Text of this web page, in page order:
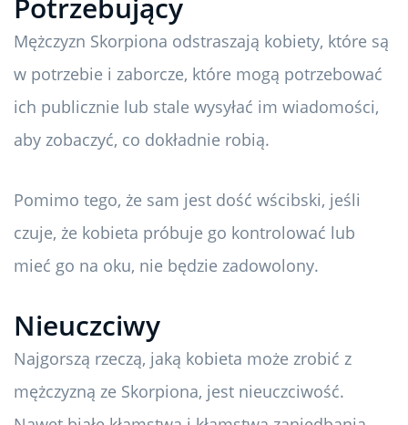
Potrzebujący
Mężczyzn Skorpiona odstraszają kobiety, które są
w potrzebie i zaborcze, które mogą potrzebować
ich publicznie lub stale wysyłać im wiadomości,
aby zobaczyć, co dokładnie robią.
Pomimo tego, że sam jest dość wścibski, jeśli
czuje, że kobieta próbuje go kontrolować lub
mieć go na oku, nie będzie zadowolony.
Nieuczciwy
Najgorszą rzeczą, jaką kobieta może zrobić z
mężczyzną ze Skorpiona, jest nieuczciwość.